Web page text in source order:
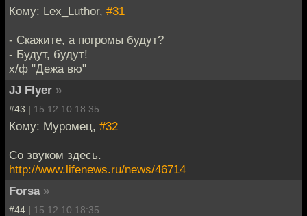
Кому: Lex_Luthor, #31
- Скажите, а погромы будут?
- Будут, будут!
х/ф "Дежа вю"
JJ Flyer »
#43 | 15.12.10 18:35
Кому: Муромец, #32
Со звуком здесь.
http://www.lifenews.ru/news/46714
Forsa »
#44 | 15.12.10 18:35